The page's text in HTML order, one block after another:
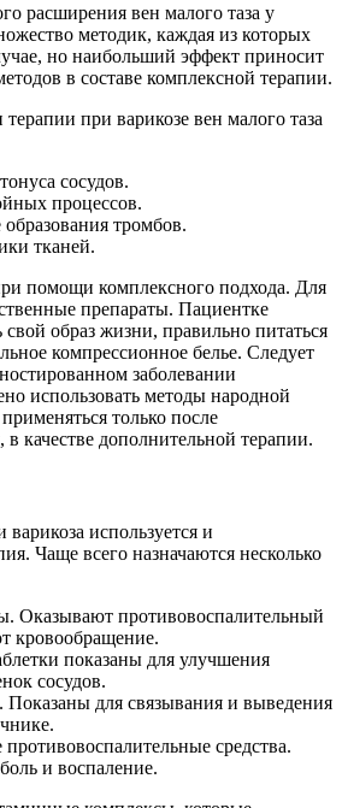
расширения вен малого таза у
методик, каждая из которых
но наибольший эффект приносит
в составе комплексной терапии.
при варикозе вен малого таза
сосудов.
процессов.
тромбов.
тканей.
помощи комплексного подхода. Для
препараты. Пациентке
свой образ жизни, правильно питаться
компрессионное белье. Следует
заболевании
использовать методы народной
только после
в качестве дополнительной терапии.
используется и
Чаще всего назначаются несколько
Оказывают противовоспалительный
кровообращение.
показаны для улучшения
сосудов.
Показаны для связывания и выведения
средства.
и воспаление.